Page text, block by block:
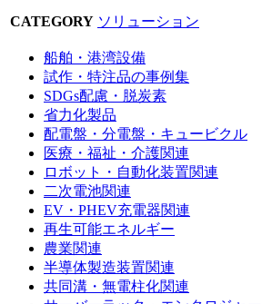
CATEGORY ソリューション
船舶・港湾設備
試作・特注品の事例集
SDGs配慮・脱炭素
省力化製品
配電盤・分電盤・キュービクル
医療・福祉・介護関連
ロボット・自動化装置関連
二次電池関連
EV・PHEV充電器関連
再生可能エネルギー
農業関連
半導体製造装置関連
共同溝・無電柱化関連